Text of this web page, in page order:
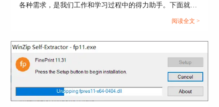
各种需求，是我们工作和学习过程中的得力助手。下面就来
介绍一下pdffactory打印怎么设置，pdffactory打印pdf是旋转
阅读全文 >